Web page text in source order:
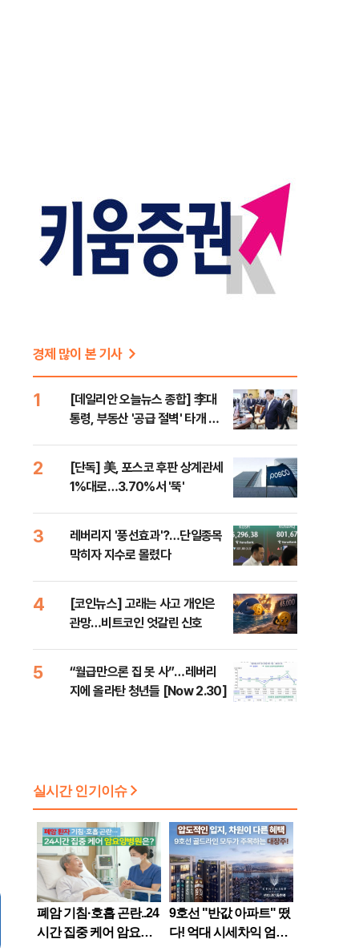
경제 많이 본 기사
1
[데일리안 오늘뉴스 종합] 李대
통령, 부동산 '공급 절벽' 타개 총
위해 李 견제 사활 등
2
[단독] 美, 포스코 후판 상계관세
1%대로…3.70%서 '뚝'
3
레버리지 '풍선효과'?…단일종목
막히자 지수로 몰렸다
4
[코인뉴스] 고래는 사고 개인은
관망…비트코인 엇갈린 신호
5
“월급만으론 집 못 사”…레버리
지에 올라탄 청년들 [Now 2.30]